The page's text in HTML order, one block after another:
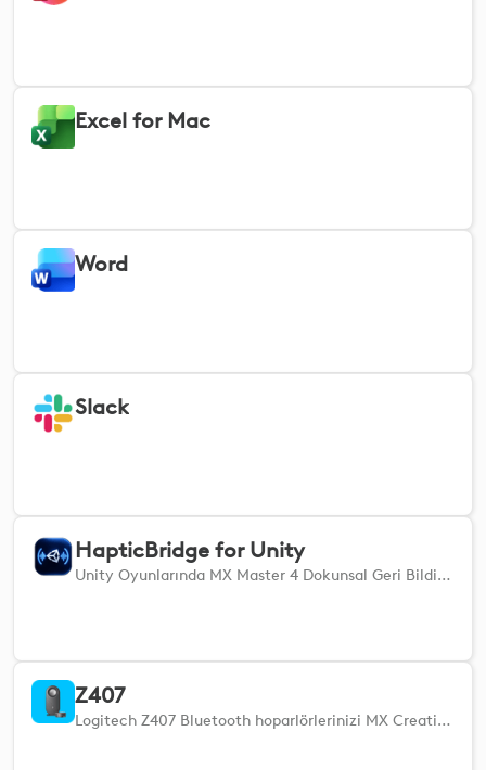
Excel for Mac
Word
Slack
HapticBridge for Unity
Unity Oyunlarında MX Master 4 Dokunsal Geri Bildirim.
Z407
Logitech Z407 Bluetooth hoparlörlerinizi MX Creative Console veya Actions Ring ile kontrol edin.